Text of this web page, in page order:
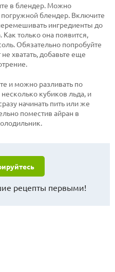
в блендер. Можно
погружной блендер. Включите
ингредиенты до
Как только она появится,
Обязательно попробуйте
хватать, добавьте еще
и можно разливать по
кубиков льда, и
начинать пить или же
поместив айран в
рецепты первыми!